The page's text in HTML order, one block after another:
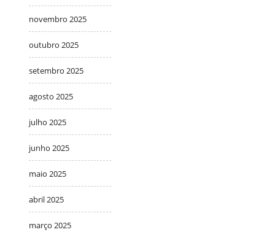
novembro 2025
outubro 2025
setembro 2025
agosto 2025
julho 2025
junho 2025
maio 2025
abril 2025
março 2025